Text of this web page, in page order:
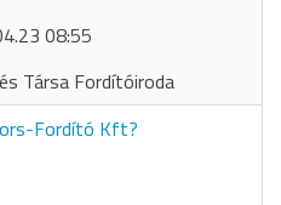
08:55
Társa Fordítóiroda
Fordító Kft?